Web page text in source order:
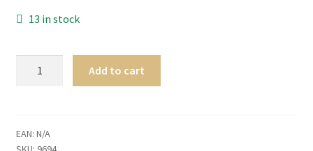
13 in stock
PANTALON
Add to cart
EAN: N/A